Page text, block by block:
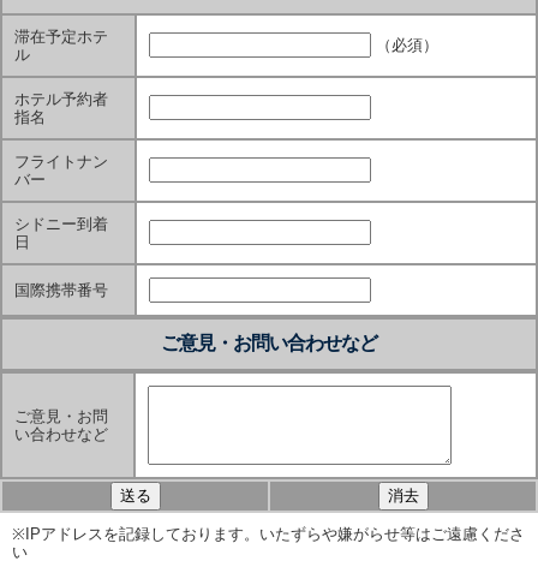
滞在予定ホテ
ル
（必須）
ホテル予約者
指名
フライトナン
バー
シドニー到着
日
国際携帯番号
ご意見・お問い合わせなど
ご意見・お問
い合わせなど
※IPアドレスを記録しております。いたずらや嫌がらせ等はご遠慮くださ
い